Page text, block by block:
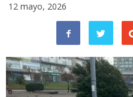
12 mayo, 2026